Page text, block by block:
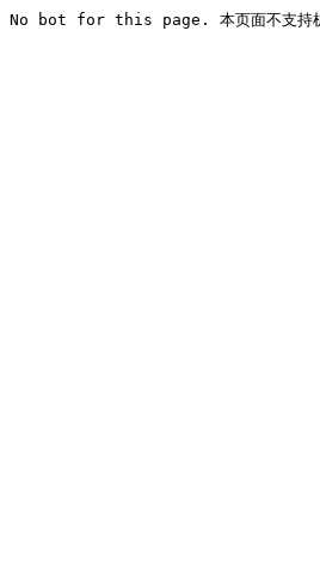
No bot for this page. 本页面不支持机器